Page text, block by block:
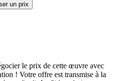
un prix
le prix de cette œuvre avec
! Votre offre est transmise à la